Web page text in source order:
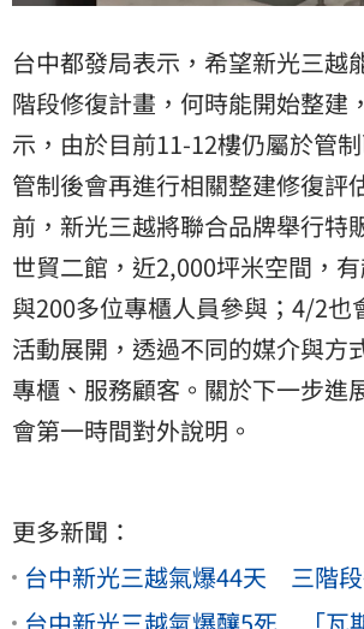
台中都發局表示，希望新光三越
階段修復計畫，何時能開始整建
示，由於目前11-12樓仍屬於管
管制後會再進行相關整建修復評
前，新光三越將聯合品牌舉行特
世貿二館，近2,000坪米空間，
與200多位專櫃人員參與；4/2也
活動展開，透過不同的媒介與方
專櫃、服務顧客。關於下一步進
會第一時間對外說明。
更多新聞：
台中新光三越氣爆44天 三階